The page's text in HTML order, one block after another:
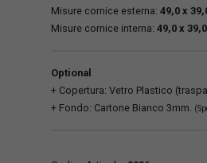
Misure cornice esterna: 49,0 x
Misure cornice interna: 49,0 x 39,0
Optional
+ Copertura: Vetro Plastico
+ Fondo: Cartone Bianco 3mm.